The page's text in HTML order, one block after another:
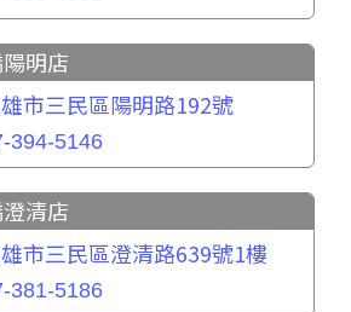
明店
市三民區陽明路192號
394-5146
清店
市三民區澄清路639號1樓
381-5186